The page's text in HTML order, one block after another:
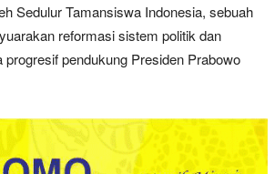
Sedulur Tamansiswa Indonesia, sebuah
reformasi sistem politik dan
pendukung Presiden Prabowo